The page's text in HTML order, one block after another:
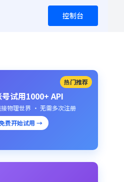
控制台
热门推荐
试用1000+ API
物理世界 · 无需多次注册
费开始试用 →